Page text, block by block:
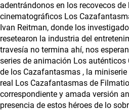
adentrándonos en los recovecos
cinematográficos Los
Ivan Reitman, donde los
resetearon la industria del
travesía no termina ahí, nos
series de animación Los auténticos
de los Cazafantasmas , la
real Los Cazafantasmas de
correspondiente y amada versión
presencia de estos héroes de lo